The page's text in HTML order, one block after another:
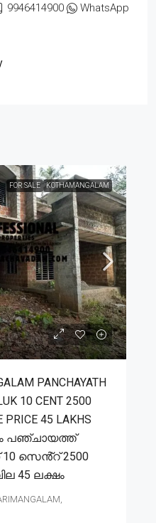
9946414900 WhatsApp
FOR SALE KOTHAMANGALAM
PANCHAYATH
10 CENT 2500
PRICE 45 LAKHS
പഞ്ചായത്ത്
സെൻ്റ് 2500
45 ലക്ഷം